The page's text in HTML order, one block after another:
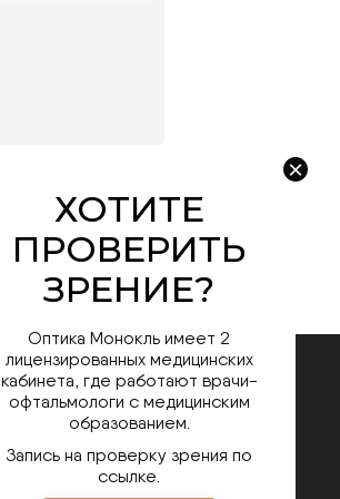
Оптика Монокль имеет 2
лицензированных медицинских
кабинета, где работают врачи-
офтальмологи с медицинским
образованием.
Запись на проверку зрения по
ссылке.